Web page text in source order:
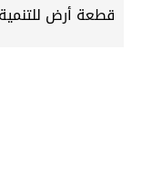
قطعة أرض